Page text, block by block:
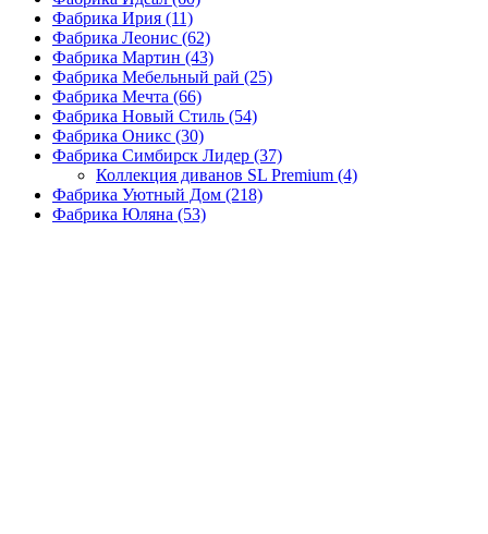
Фабрика Ирия (11)
Фабрика Леонис (62)
Фабрика Мартин (43)
Фабрика Мебельный рай (25)
Фабрика Мечта (66)
Фабрика Новый Стиль (54)
Фабрика Оникс (30)
Фабрика Симбирск Лидер (37)
Коллекция диванов SL Premium (4)
Фабрика Уютный Дом (218)
Фабрика Юляна (53)